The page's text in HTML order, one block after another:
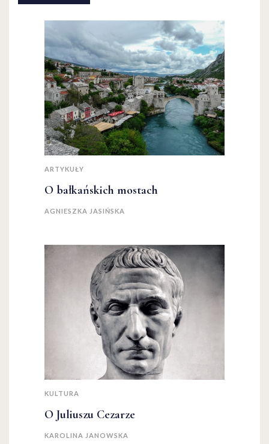
ARTYKUŁY
O bałkańskich mostach
AGNIESZKA JASIŃSKA
KULTURA
O Juliuszu Cezarze
KAROLINA JANOWSKA